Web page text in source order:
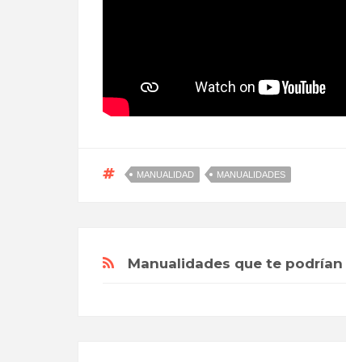
MANUALIDAD MANUALIDADES
Manualidades que te